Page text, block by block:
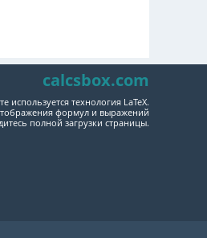
calcsbox.com
используется технология LaTeX.
формул и выражений
полной загрузки страницы.